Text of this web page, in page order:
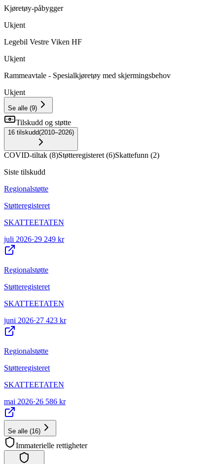
Kjøretøy-påbygger
Ukjent
Legebil Vestre Viken HF
Ukjent
Rammeavtale - Spesialkjøretøy med skjermingsbehov
Ukjent
Se alle (9)
Tilskudd og støtte
16 tilskudd(2010–2026)
COVID-tiltak (8)Støtteregisteret (6)Skattefunn (2)
Siste tilskudd
Regionalstøtte
Støtteregisteret
SKATTEETATEN
juli 2026·29 249 kr
Regionalstøtte
Støtteregisteret
SKATTEETATEN
juni 2026·27 423 kr
Regionalstøtte
Støtteregisteret
SKATTEETATEN
mai 2026·26 586 kr
Se alle (16)
Immaterielle rettigheter